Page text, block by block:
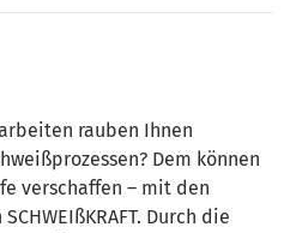
rauben Ihnen
Dem können
verschaffen – mit den
Durch die